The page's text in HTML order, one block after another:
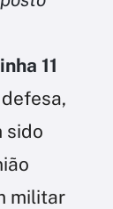
11
sido
militar